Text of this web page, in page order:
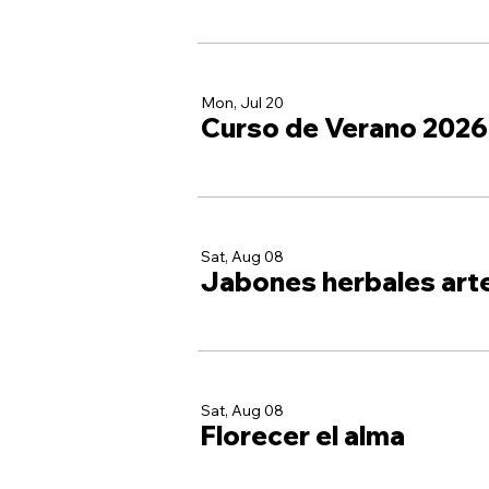
Mon, Jul 20
Curso de Verano 2026
Sat, Aug 08
Jabones herbales
Sat, Aug 08
Florecer el alma